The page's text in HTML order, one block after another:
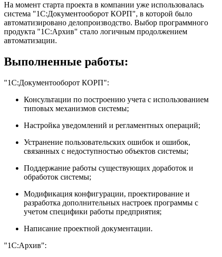
На момент старта проекта в компании уже использовалась
система "1С:Документооборот КОРП", в которой было
автоматизировано делопроизводство. Выбор программного
продукта "1С:Архив" стало логичным продолжением
автоматизации.
Выполненные работы:
"1С:Документооборот КОРП":
Консультации по построению учета с использованием
типовых механизмов системы;
Настройка уведомлений и регламентных операций;
Устранение пользовательских ошибок и ошибок,
связанных с недоступностью объектов системы;
Поддержание работы существующих доработок и
обработок системы;
Модификация конфигурации, проектирование и
разработка дополнительных настроек программы с
учетом специфики работы предприятия;
Написание проектной документации.
"1С:Архив":